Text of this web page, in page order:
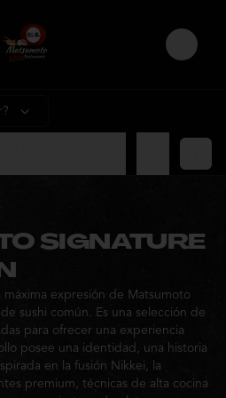
Login
SIGNATURE
máxima expresión de Matsumoto
sushi común. Es una selección de
para ofrecer una experiencia
posee una identidad, una historia
en la fusión Nikkei, la
premium, técnicas de alta cocina